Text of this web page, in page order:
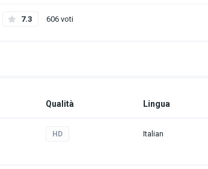
7.3 606 voti
Qualità Lingua
HD Italian